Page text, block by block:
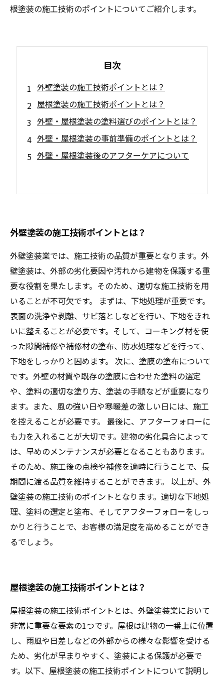
根塗装の施工技術のポイントについてご紹介します。
目次
外壁塗装の施工技術ポイントとは？
屋根塗装の施工技術ポイントとは？
外壁・屋根塗装の塗料選びのポイントとは？
外壁・屋根塗装の事前準備のポイントとは？
外壁・屋根塗装後のアフターケアについて
外壁塗装の施工技術ポイントとは？
外壁塗装業では、施工技術の品質が重要となります。外
壁塗装は、外部の劣化要因や汚れから建物を保護する重
要な役割を果たします。そのため、適切な施工技術を用
いることが不可欠です。 まずは、下地処理が重要です。
表面の洗浄や剥離、サビ落としなどを行い、下地をきれ
いに整えることが必要です。そして、コーキング材を使
った隙間補修や補修材の塗布、防水処理などを行って、
下地をしっかりと固めます。 次に、塗膜の塗布について
です。外壁の材質や既存の塗膜に合わせた塗料の選定
や、塗料の適切な塗り方、塗装の手順などが重要になり
ます。また、風の強い日や寒暖差の激しい日には、施工
を控えることが必要です。 最後に、アフターフォローに
も力を入れることが大切です。建物の劣化具合によって
は、早めのメンテナンスが必要となることもあります。
そのため、施工後の点検や補修を適時に行うことで、長
期間に渡る品質を維持することができます。 以上が、外
壁塗装の施工技術のポイントとなります。適切な下地処
理、塗料の選定と塗布、そしてアフターフォローをしっ
かりと行うことで、お客様の満足度を高めることができ
るでしょう。
屋根塗装の施工技術ポイントとは？
屋根塗装の施工技術ポイントとは、外壁塗装業において
非常に重要な要素の1つです。屋根は建物の一番上に位置
し、雨風や日差しなどの外部からの様々な影響を受ける
ため、劣化が早まりやすく、塗装による保護が必要で
す。以下、屋根塗装の施工技術ポイントについて説明し